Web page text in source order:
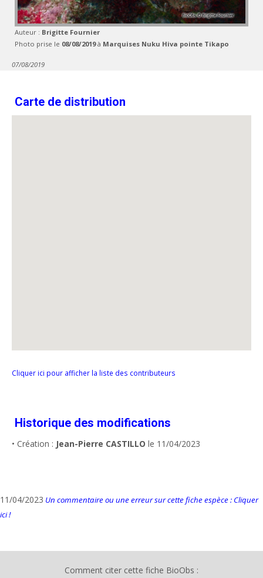
Auteur : Brigitte Fournier
Photo prise le 08/08/2019à Marquises Nuku Hiva pointe Tikapo
07/08/2019
Carte de distribution
Cliquer ici pour afficher la liste des contributeurs
Historique des modifications
• Création : Jean-Pierre CASTILLO le 11/04/2023
11/04/2023 Un commentaire ou une erreur sur cette fiche espèce : Cliquer
ici !
Comment citer cette fiche BioObs :